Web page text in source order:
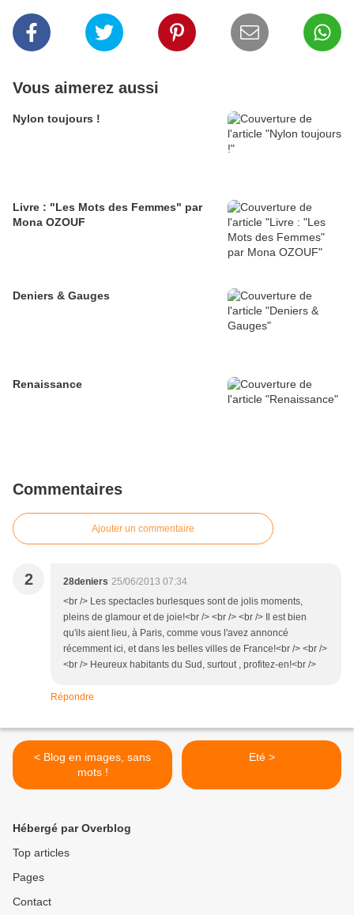
Vous aimerez aussi
Nylon toujours !
Livre : "Les Mots des Femmes" par
Mona OZOUF
Deniers & Gauges
Renaissance
Commentaires
Ajouter un commentaire
2 28deniers 25/06/2013 07:34
<br /> Les spectacles burlesques sont de jolis moments,
pleins de glamour et de joie!<br /> <br /> <br /> Il est bien
qu'ils aient lieu, à Paris, comme vous l'avez annoncé
récemment ici, et dans les belles villes de France!<br /> <br />
<br /> Heureux habitants du Sud, surtout , profitez-en!<br />
Répondre
< Blog en images, sans
mots !
Eté >
Hébergé par Overblog
Top articles
Pages
Contact